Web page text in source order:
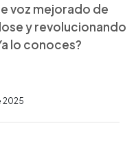
voz mejorado de
y revolucionando
lo conoces?
2025